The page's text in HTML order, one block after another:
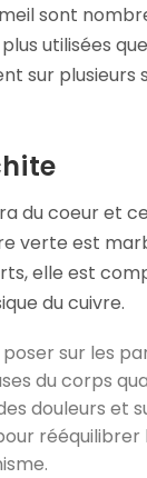
sont
utilisées
sur plusieurs
du coeur et
verte est
elle est
du cuivre.
sur les
du corps
douleurs et
rééquilibrer